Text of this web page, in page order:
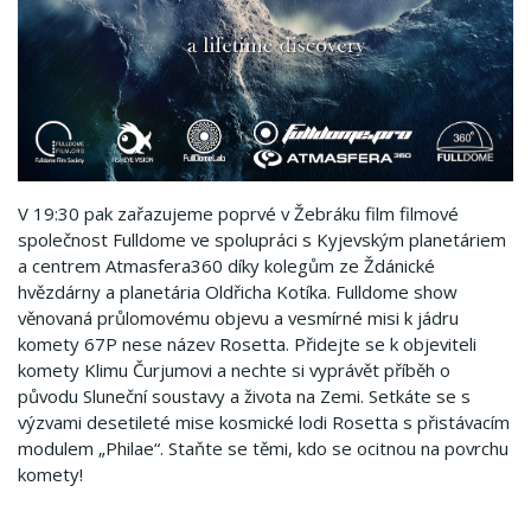
V 19:30 pak zařazujeme poprvé v Žebráku film filmové
společnost Fulldome ve spolupráci s Kyjevským planetáriem
a centrem Atmasfera360 díky kolegům ze Ždánické
hvězdárny a planetária Oldřicha Kotíka. Fulldome show
věnovaná průlomovému objevu a vesmírné misi k jádru
komety 67P nese název Rosetta. Přidejte se k objeviteli
komety Klimu Čurjumovi a nechte si vyprávět příběh o
původu Sluneční soustavy a života na Zemi. Setkáte se s
výzvami desetileté mise kosmické lodi Rosetta s přistávacím
modulem „Philae“. Staňte se těmi, kdo se ocitnou na povrchu
komety!